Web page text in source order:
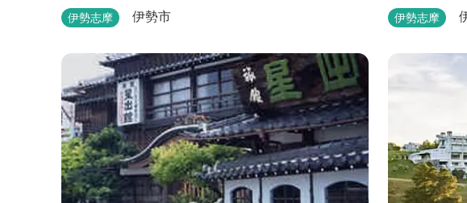
の桟橋と名付けたホテルは伊勢志摩の自然保護への
す。 和食・イタリアンレストランがございます。 ま
た、宿泊のお客様は途中出入り自由立体駐車場を無
料でお使いいただけます。
伊勢志摩 伊勢市
まれ、ビジ
日本料理の
伊勢志摩